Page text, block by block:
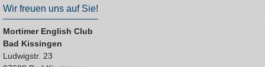
Wir freuen uns auf Sie!
Mortimer English Club
Bad Kissingen
Ludwigstr. 23